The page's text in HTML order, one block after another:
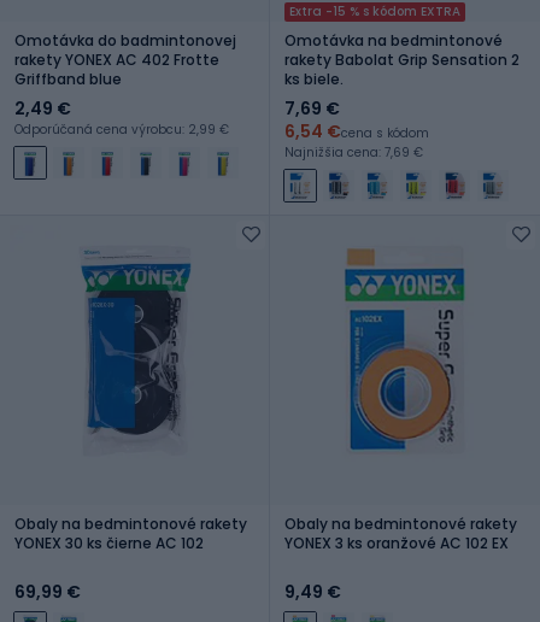
Omotávka do badmintonovej
rakety YONEX AC 402 Frotte
Griffband blue
2,49 €
Odporúčaná cena výrobcu: 2,99 €
Extra -15 % s kódom EXTRA
Omotávka na bedmintonové
rakety Babolat Grip Sensation 2
ks biele.
7,69 €
6,54 €cena s kódom
Najnižšia cena: 7,69 €
Obaly na bedmintonové rakety
YONEX 30 ks čierne AC 102
69,99 €
Obaly na bedmintonové rakety
YONEX 3 ks oranžové AC 102 EX
9,49 €